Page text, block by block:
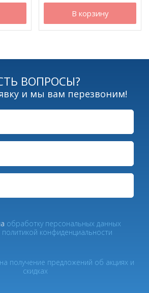
В корзину
ВОПРОСЫ?
и мы вам перезвоним!
обработку персональных данных
политикой конфиденциальности
получение предложений об акциях и
скидках